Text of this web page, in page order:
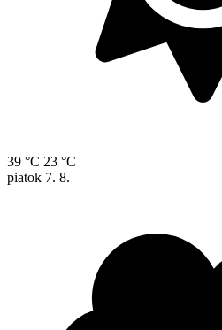
39 °C 23 °C
piatok 7. 8.